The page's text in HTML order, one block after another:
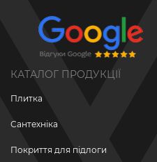
КАТАЛОГ ПРОДУКЦІЇ
Плитка
Сантехніка
Покриття для підлоги